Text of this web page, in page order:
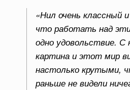
«Нил очень классный
что работать над
одно удовольствие. С
картина и этот мир
настолько крутыми,
раньше не видели